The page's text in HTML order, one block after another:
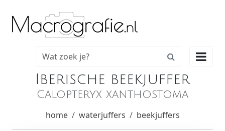

Iberische beekjuffer
Calopteryx xanthostoma
home waterjuffers beekjuffers